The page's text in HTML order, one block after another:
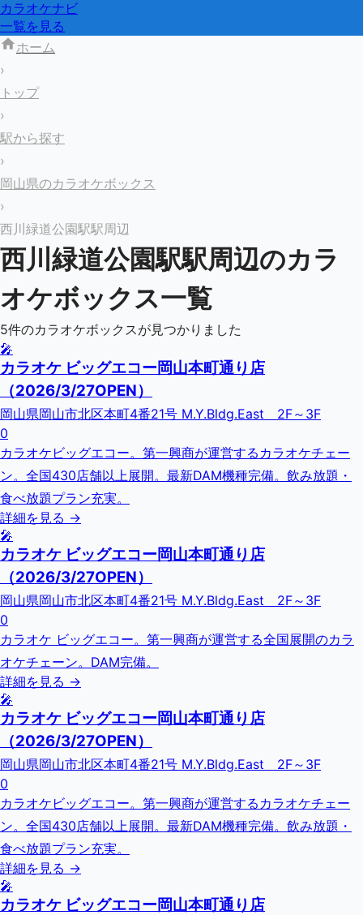
カラオケナビ
一覧を見る
ホーム
›
トップ
›
駅から探す
›
岡山県のカラオケボックス
›
西川緑道公園駅駅周辺
西川緑道公園駅駅周辺のカラ
オケボックス一覧
5件のカラオケボックスが見つかりました
🎤
カラオケ ビッグエコー岡山本町通り店
（2026/3/27OPEN）
岡山県岡山市北区本町4番21号 M.Y.Bldg.East 2F～3F
0
カラオケビッグエコー。第一興商が運営するカラオケチェー
ン。全国430店舗以上展開。最新DAM機種完備。飲み放題・
食べ放題プラン充実。
詳細を見る →
🎤
カラオケ ビッグエコー岡山本町通り店
（2026/3/27OPEN）
岡山県岡山市北区本町4番21号 M.Y.Bldg.East 2F～3F
0
カラオケ ビッグエコー。第一興商が運営する全国展開のカラ
オケチェーン。DAM完備。
詳細を見る →
🎤
カラオケ ビッグエコー岡山本町通り店
（2026/3/27OPEN）
岡山県岡山市北区本町4番21号 M.Y.Bldg.East 2F～3F
0
カラオケビッグエコー。第一興商が運営するカラオケチェー
ン。全国430店舗以上展開。最新DAM機種完備。飲み放題・
食べ放題プラン充実。
詳細を見る →
🎤
カラオケ ビッグエコー岡山本町通り店